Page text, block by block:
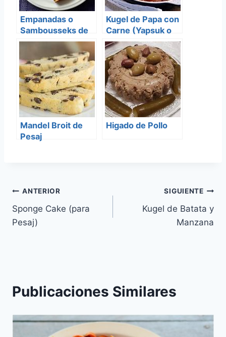
Empanadas o
Sambousseks de
Queso (Pesaj)
Kugel de Papa con
Carne (Yapsuk o
Yapchik)
Mandel Broit de
Pesaj
Higado de Pollo
Navegación
de
ANTERIOR
Sponge Cake (para
Pesaj)
SIGUIENTE
Kugel de Batata y
Manzana
Publicaciones Similares